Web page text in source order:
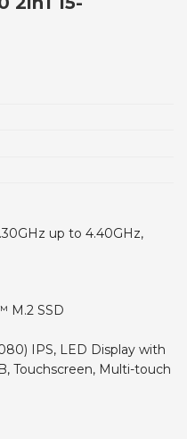
up to 4.40GHz,
M.2 SSD
IPS, LED Display with
Touchscreen, Multi-touch